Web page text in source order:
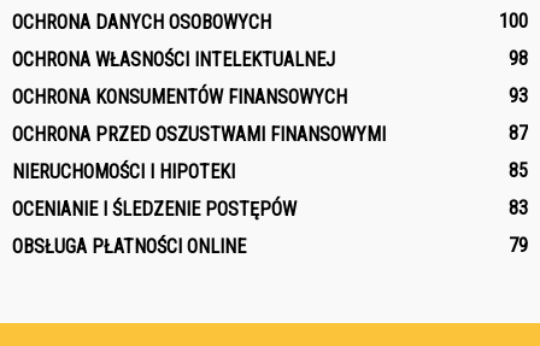
OCHRONA DANYCH OSOBOWYCH
100
OCHRONA WŁASNOŚCI INTELEKTUALNEJ
98
OCHRONA KONSUMENTÓW FINANSOWYCH
93
OCHRONA PRZED OSZUSTWAMI FINANSOWYMI
87
NIERUCHOMOŚCI I HIPOTEKI
85
OCENIANIE I ŚLEDZENIE POSTĘPÓW
83
OBSŁUGA PŁATNOŚCI ONLINE
79